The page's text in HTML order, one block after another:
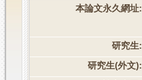
本論文永久網址:
研究生:
研究生(外文):